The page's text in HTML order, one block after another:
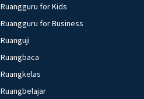
Ruangguru for Kids
Ruangguru for Business
Ruanguji
Ruangbaca
Ruangkelas
Ruangbelajar